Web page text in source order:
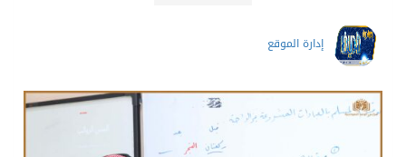
إدارة الموقع